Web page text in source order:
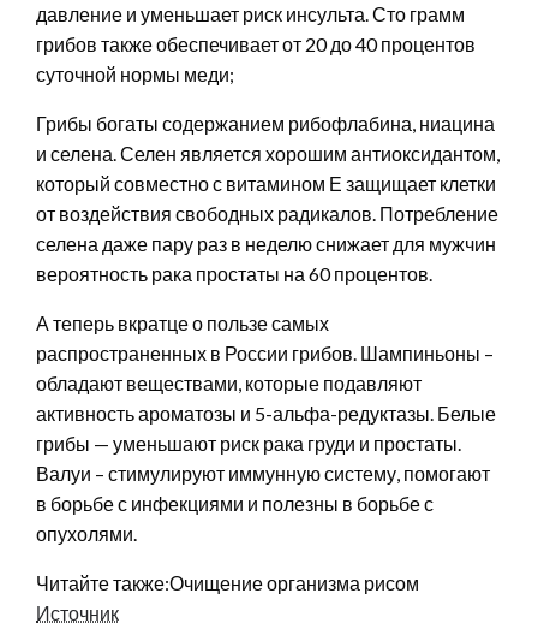
давление и уменьшает риск инсульта. Сто грамм
грибов также обеспечивает от 20 до 40 процентов
суточной нормы меди;
Грибы богаты содержанием рибофлабина, ниацина
и селена. Селен является хорошим антиоксидантом,
который совместно с витамином Е защищает клетки
от воздействия свободных радикалов. Потребление
селена даже пару раз в неделю снижает для мужчин
вероятность рака простаты на 60 процентов.
А теперь вкратце о пользе самых
распространенных в России грибов. Шампиньоны –
обладают веществами, которые подавляют
активность ароматозы и 5-альфа-редуктазы. Белые
грибы — уменьшают риск рака груди и простаты.
Валуи – стимулируют иммунную систему, помогают
в борьбе с инфекциями и полезны в борьбе с
опухолями.
Читайте также:Очищение организма рисом
Источник